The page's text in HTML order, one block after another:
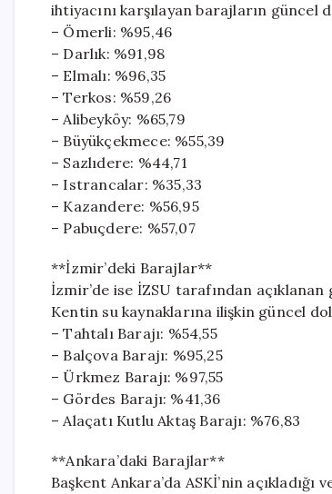
ihtiyacını karşılayan barajların güncel
– Ömerli: %95,46
– Darlık: %91,98
– Elmalı: %96,35
– Terkos: %59,26
– Alibeyköy: %65,79
– Büyükçekmece: %55,39
– Sazlıdere: %44,71
– Istrancalar: %35,33
– Kazandere: %56,95
– Pabuçdere: %57,07
**İzmir’deki Barajlar**
İzmir’de ise İZSU tarafından
Kentin su kaynaklarına ilişkin güncel
– Tahtalı Barajı: %54,55
– Balçova Barajı: %95,25
– Ürkmez Barajı: %97,55
– Gördes Barajı: %41,36
– Alaçatı Kutlu Aktaş Barajı: %76,83
**Ankara’daki Barajlar**
Başkent Ankara’da ASKİ’nin